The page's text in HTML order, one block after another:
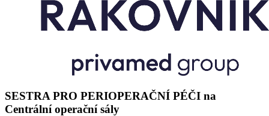
SESTRA PRO PERIOPERAČNÍ PÉČI na
Centrální operační sály